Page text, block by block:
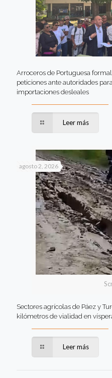
Arroceros de Portuguesa
peticiones ante autoridades
importaciones desleales
Leer más
agosto 2, 2026
Sectores agrícolas de Páez y
kilómetros de vialidad en
Leer más